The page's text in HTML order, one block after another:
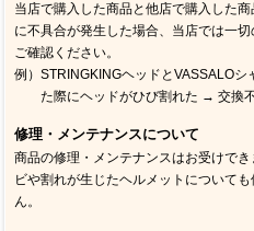
当店で購入した商品と他店で購入した
に不具合が発生した場合、当店では一
ご確認ください。
例）STRINGKINGヘッドとVASSALO
た際にヘッドがひび割れた → 交換
修理・メンテナンスについて
商品の修理・メンテナンスはお受けで
ビや割れが生じたヘルメットについて
ん。